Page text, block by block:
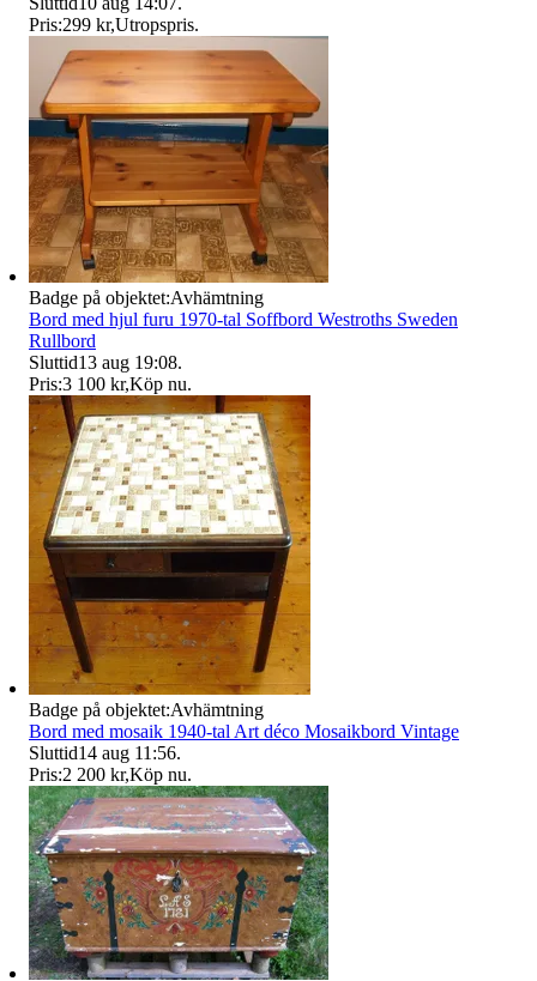
Pris:299 kr,Utropspris.
Badge på objektet:Avhämtning
Bord med hjul furu 1970-tal Soffbord Westroths Sweden
Rullbord
Sluttid13 aug 19:08.
Pris:3 100 kr,Köp nu.
Badge på objektet:Avhämtning
Bord med mosaik 1940-tal Art déco Mosaikbord Vintage
Sluttid14 aug 11:56.
Pris:2 200 kr,Köp nu.